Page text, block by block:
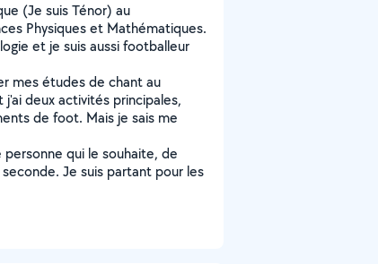
(Je suis Ténor) au
Physiques et Mathématiques.
et je suis aussi footballeur
mes études de chant au
deux activités principales,
de foot. Mais je sais me
qui le souhaite, de
Je suis partant pour les